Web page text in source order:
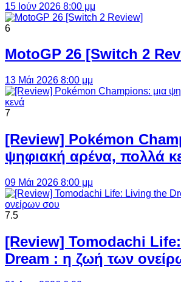
15 Ιούν 2026 8:00 μμ
6
MotoGP 26 [Switch 2
13 Μάι 2026 8:00 μμ
7
[Review] Pokémon
ψηφιακή αρένα, πολλά
09 Μάι 2026 8:00 μμ
7.5
[Review] Tomodachi
Dream : η ζωή των